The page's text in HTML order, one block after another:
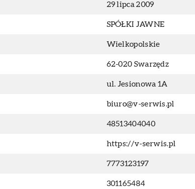
29 lipca 2009
SPÓŁKI JAWNE
Wielkopolskie
62-020 Swarzędz
ul. Jesionowa 1A
biuro@v-serwis.pl
48513404040
https://v-serwis.pl
7773123197
301165484